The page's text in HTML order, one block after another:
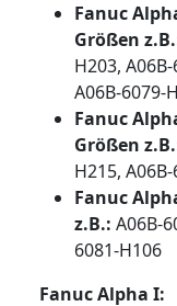
Fanuc
Größen
H203,
A06B-6079-
Fanuc
Größen
H215,
Fanuc
z.B.: A06B-
6081-H106
Fanuc Alpha I: